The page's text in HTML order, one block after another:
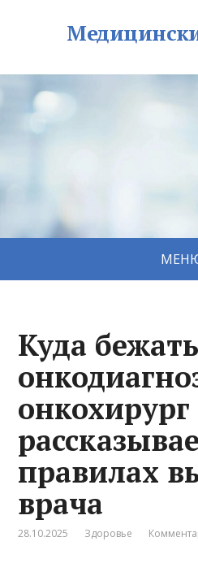
Куда
онкохирург
правилах
врача
28.10.2025 Здоровье